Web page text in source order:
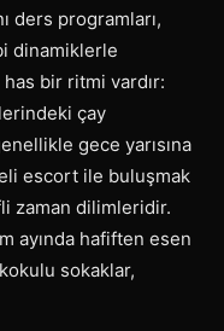
ders programları,
dinamiklerle
bir ritmi vardır:
çay
gece yarısına
escort ile buluşmak
zaman dilimleridir.
ayında hafiften esen
sokaklar,